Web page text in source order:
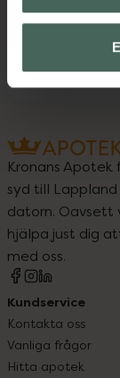
Pris
Köp
Kronans Apotek
syd till Lappland
datorn. Oavsett
hjälpa just dig
med oss.
Kundservice
Kontakta oss
Vanliga frågor
Hitta apotek